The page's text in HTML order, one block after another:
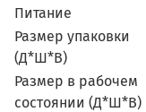
Питание
Размер упаковки
(Д*Ш*В)
Размер в рабочем
состоянии (Д*Ш*В)